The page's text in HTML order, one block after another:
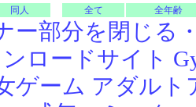
同人 全て 全年齢
ー部分を閉じる